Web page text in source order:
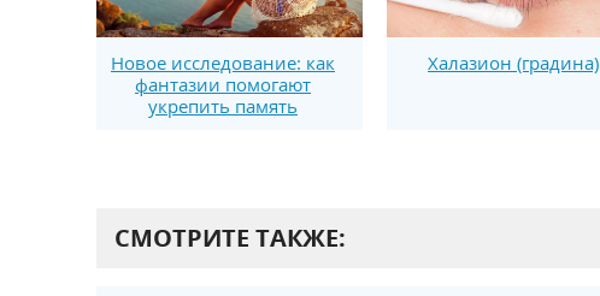
Новое исследование: как
фантазии помогают
укрепить память
Халазион (градина)
СМОТРИТЕ ТАКЖЕ: